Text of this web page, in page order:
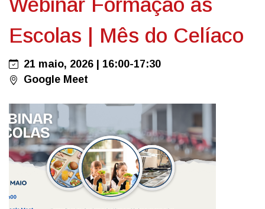
Escolas | Mês do Celíaco
21 maio, 2026 | 16:00-17:30
Google Meet